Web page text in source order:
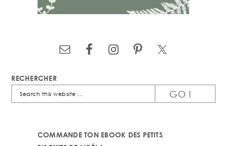
RECHERCHER
COMMANDE TON EBOOK DES PETITS